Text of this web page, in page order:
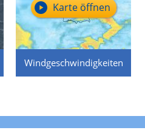
Windgeschwindigkeiten
Karte öffnen